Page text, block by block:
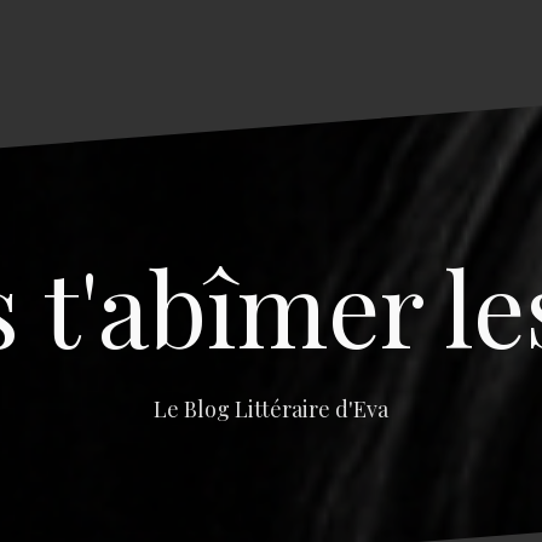
t'abîmer
Le Blog Littéraire d'Eva